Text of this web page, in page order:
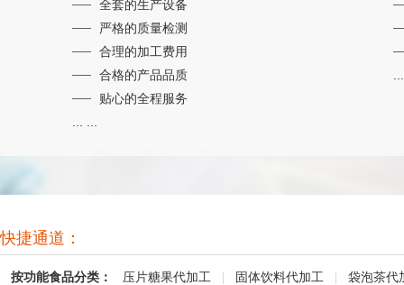
全套的生产设备
严格的质量检测
合理的加工费用
合格的产品品质
贴心的全程服务
快捷通道：
按功能食品分类： 压片糖果代加工 固体饮料代加工
袋泡茶代